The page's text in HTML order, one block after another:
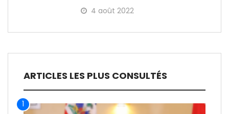
4 août 2022
ARTICLES LES PLUS CONSULTÉS
1